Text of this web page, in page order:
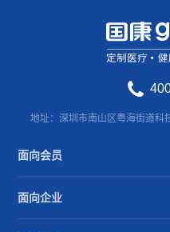
地址：深圳市南山区粤海街道科
面向会员
面向企业